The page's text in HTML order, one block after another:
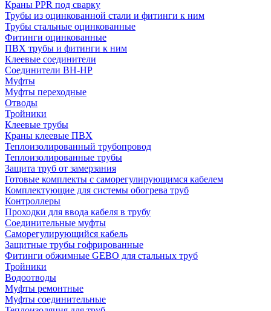
Краны PPR под сварку
Трубы из оцинкованной стали и фитинги к ним
Трубы стальные оцинкованные
Фитинги оцинкованные
ПВХ трубы и фитинги к ним
Клеевые соединители
Соединители ВН-НР
Муфты
Муфты переходные
Отводы
Тройники
Клеевые трубы
Краны клеевые ПВХ
Теплоизолированный трубопровод
Теплоизолированные трубы
Защита труб от замерзания
Готовые комплекты с саморегулирующимся кабелем
Комплектующие для системы обогрева труб
Контроллеры
Проходки для ввода кабеля в трубу
Соединительные муфты
Саморегулирующийся кабель
Защитные трубы гофрированные
Фитинги обжимные GEBO для стальных труб
Тройники
Водоотводы
Муфты ремонтные
Муфты соединительные